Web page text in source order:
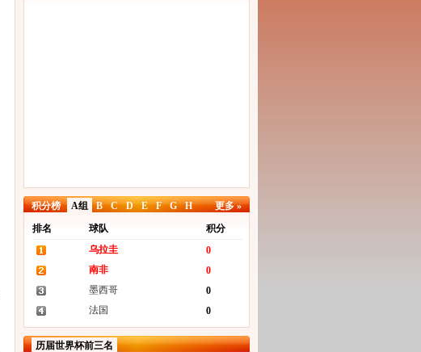
积分榜 A组 B C D E F G H
更多 »
排名
球队
积分
乌拉圭
0
南非
0
墨西哥
0
法国
0
历届世界杯前三名